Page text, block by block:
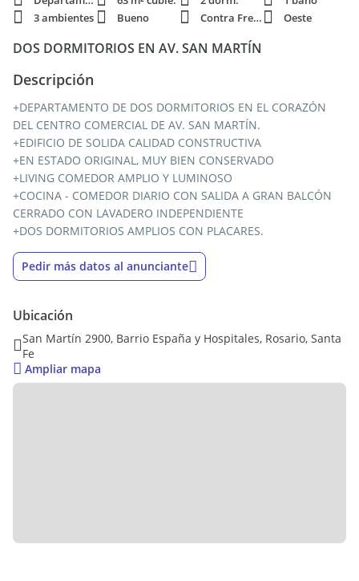
3 ambientes
Bueno Contra Frente Oeste
DOS DORMITORIOS EN AV. SAN MARTÍN
Descripción
+DEPARTAMENTO DE DOS DORMITORIOS EN EL CORAZÓN
DEL CENTRO COMERCIAL DE AV. SAN MARTÍN.
+EDIFICIO DE SOLIDA CALIDAD CONSTRUCTIVA
+EN ESTADO ORIGINAL, MUY BIEN CONSERVADO
+LIVING COMEDOR AMPLIO Y LUMINOSO
+COCINA - COMEDOR DIARIO CON SALIDA A GRAN BALCÓN
CERRADO CON LAVADERO INDEPENDIENTE
+DOS DORMITORIOS AMPLIOS CON PLACARES.
Pedir más datos al anunciante
Ubicación
San Martín 2900, Barrio España y Hospitales, Rosario, Santa
Fe
Ampliar mapa